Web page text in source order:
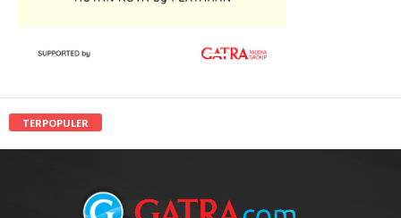
TERPOPULER